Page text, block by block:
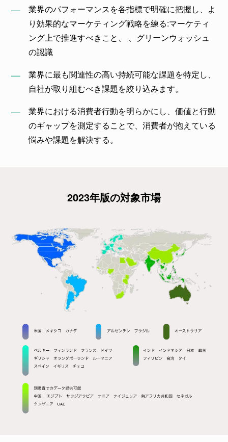
業界のパフォーマンスを各指標で明確に把握し、よ
り効果的なマーケティング戦略を練る:マーケティ
ング上で推進すべきこと、 、グリーンウォッシュ
の認識
業界に最も関連性の高い持続可能な課題を特定し、
自社が取り組むべき課題を絞り込みます。
業界における消費者行動を明らかにし、価値と行動
のギャップを測定することで、消費者が抱えている
悩みや課題を解決する。
2023年版の対象市場